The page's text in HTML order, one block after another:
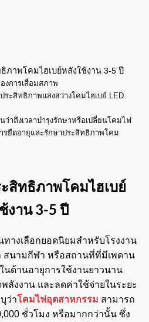
ภาพโคมไฮเบย์หลังใช้งาน 3-5 ปี
งการเสื่อมสภาพ
ระสิทธิภาพแสงสว่างโคมไฮเบย์ LED
าถึงเวลาบำรุงรักษาหรือเปลี่ยนโคมไฟ
รยืดอายุและรักษาประสิทธิภาพโคม
สิทธิภาพโคมไฮเบย์
งาน3-5ปี
ทางเลือกยอดนิยมสำหรับโรงงาน
สนามกีฬา หรือสถานที่ที่มีเพดาน
นด้านอายุการใช้งานยาวนาน
ลังงาน และลดค่าใช้จ่ายในระยะ
ว่าโคมไฟอุตสาหกรรม สามารถ
ชั่วโมง หรือมากกว่านั้น ซึ่ง